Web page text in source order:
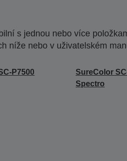
s jednou nebo více
níže nebo v uživatelském
P7500
SureColor
Spectro